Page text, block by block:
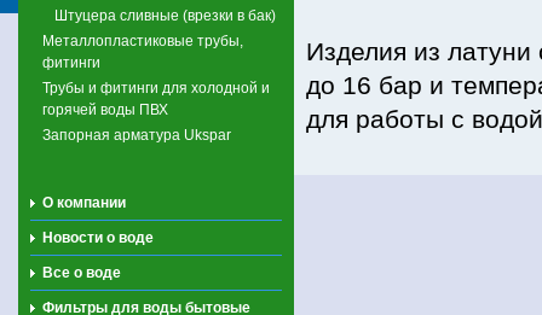
Штуцера сливные (врезки в бак)
Металлопластиковые трубы,
фитинги
Трубы и фитинги для холодной и
горячей воды ПВХ
Запорная арматура Ukspar
О компании
Новости о воде
Все о воде
Фильтры для воды бытовые
Изделия из
до 16 бар и
для работы с